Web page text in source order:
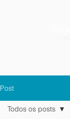
Post
Todos os posts